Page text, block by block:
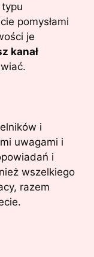
pomysłami
je
kanał
i
uwagami i
i
wszelkiego
razem